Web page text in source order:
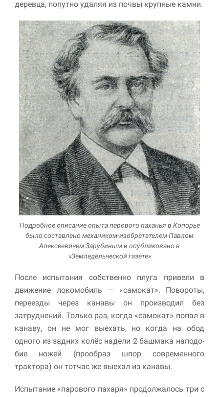
деревца, попутно удаляя из почвы крупные камни.
Подробное описание опыта парового паханья в Копорье
было составлено механиком-изобретателем Павлом
Алексеевичем Зарубиным и опубликовано в
«Земледельческой газете»
После испытания собственно плуга привели в
движение локомобиль — «самокат». Повороты,
переезды через канавы он производил без
затруднений. Только раз, ког­да «самокат» попал в
канаву, он не мог выехать, но когда на обод
одного из задних ко­лёс надели 2 башмака наподо­
бие ножей (прообраз шпор со­временного
трактора) он тотчас же выехал из канавы.
Испытание «парового пахаря» продолжалось три с